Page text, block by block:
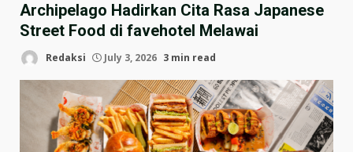
Archipelago Hadirkan Cita Rasa Japanese
Street Food di favehotel Melawai
Redaksi July 3, 2026 3 min read